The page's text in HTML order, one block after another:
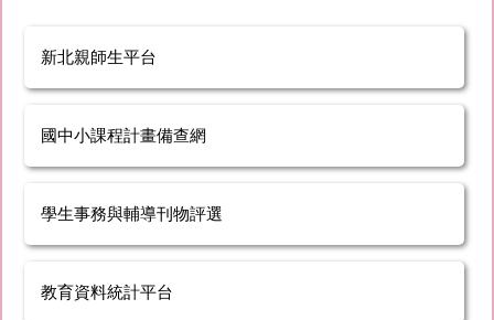
新北親師生平台
國中小課程計畫備查網
學生事務與輔導刊物評選
教育資料統計平台